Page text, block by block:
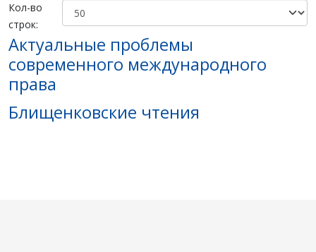
Кол-во
строк:
Актуальные проблемы
современного международного
права
Блищенковские чтения